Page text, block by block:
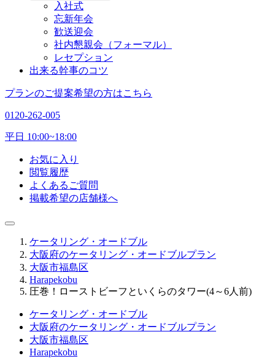
入社式
忘新年会
歓送迎会
社内懇親会（フォーマル）
レセプション
出来る幹事のコツ
プランのご提案希望の方はこちら
0120-262-005
平日 10:00~18:00
お気に入り
閲覧履歴
よくあるご質問
掲載希望の店舗様へ
ケータリング・オードブル
大阪府のケータリング・オードブルプラン
大阪市福島区
Harapekobu
圧巻！ローストビーフといくらのタワー(4～6人前)
ケータリング・オードブル
大阪府のケータリング・オードブルプラン
大阪市福島区
Harapekobu